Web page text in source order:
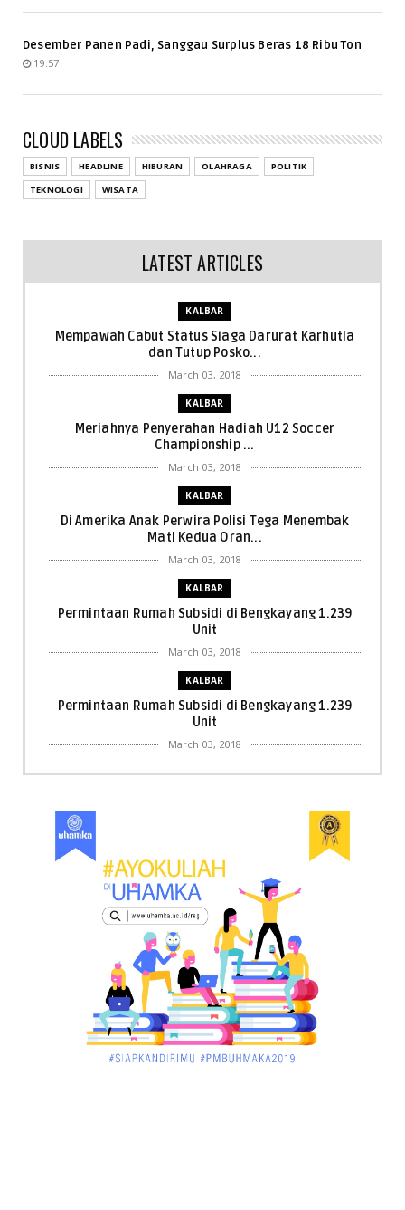
Desember Panen Padi, Sanggau Surplus Beras 18 Ribu Ton
19.57
CLOUD LABELS
BISNIS HEADLINE HIBURAN OLAHRAGA
POLITIK
TEKNOLOGI
WISATA
LATEST ARTICLES
KALBAR
Mempawah Cabut Status Siaga Darurat Karhutla
dan Tutup Posko...
March 03, 2018
KALBAR
Meriahnya Penyerahan Hadiah U12 Soccer
Championship ...
March 03, 2018
KALBAR
Di Amerika Anak Perwira Polisi Tega Menembak
Mati Kedua Oran...
March 03, 2018
KALBAR
Permintaan Rumah Subsidi di Bengkayang 1.239
Unit
March 03, 2018
KALBAR
Permintaan Rumah Subsidi di Bengkayang 1.239
Unit
March 03, 2018
KALBAR
KALBAR
Orangutan Masuk ke Asrama Mahasiswi STAI Al-
Haudl Ketapang ....
March 02, 2018
KALBAR
Menelisik Pemadam Kebakaran Swasta di
Pontianak, Bukti ...
March 02, 2018
KALBAR